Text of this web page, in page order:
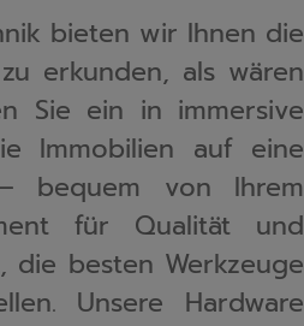
bieten wir Ihnen die
erkunden, als wären
Sie ein in immersive
Immobilien auf eine
bequem von Ihrem
für Qualität und
die besten Werkzeuge
Unsere Hardware
und ermöglicht es
erstellen, die jedes
Von geräumigen
Schlafzimmern –
und ein Gefühl für
Sie ihn persönlich